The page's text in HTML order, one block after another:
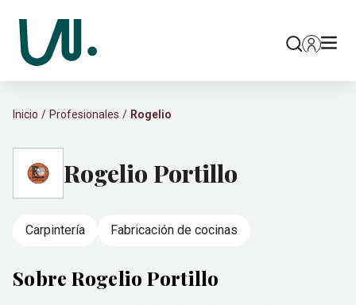
Inicio Profesionales Rogelio
Rogelio Portillo
Carpintería Fabricación de cocinas
Sobre Rogelio Portillo